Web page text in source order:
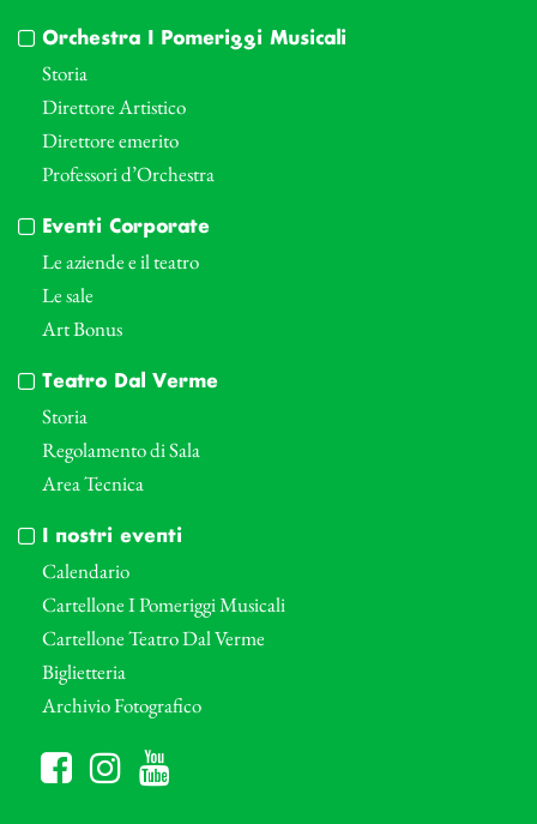
Orchestra I Pomeriggi Musicali
Storia
Direttore Artistico
Direttore emerito
Professori d’Orchestra
Eventi Corporate
Le aziende e il teatro
Le sale
Art Bonus
Teatro Dal Verme
Storia
Regolamento di Sala
Area Tecnica
I nostri eventi
Calendario
Cartellone I Pomeriggi Musicali
Cartellone Teatro Dal Verme
Biglietteria
Archivio Fotografico